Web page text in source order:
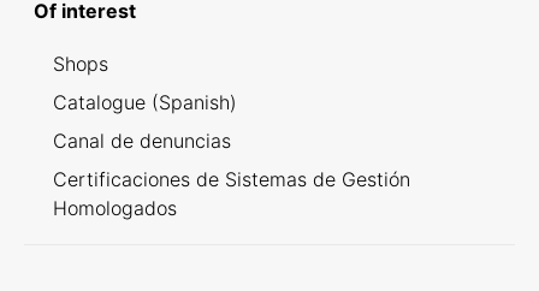
Of interest
Shops
Catalogue (Spanish)
Canal de denuncias
Certificaciones de Sistemas de Gestión
Homologados